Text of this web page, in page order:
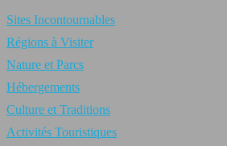
Sites Incontournables
Régions à Visiter
Nature et Parcs
Hébergements
Culture et Traditions
Activités Touristiques